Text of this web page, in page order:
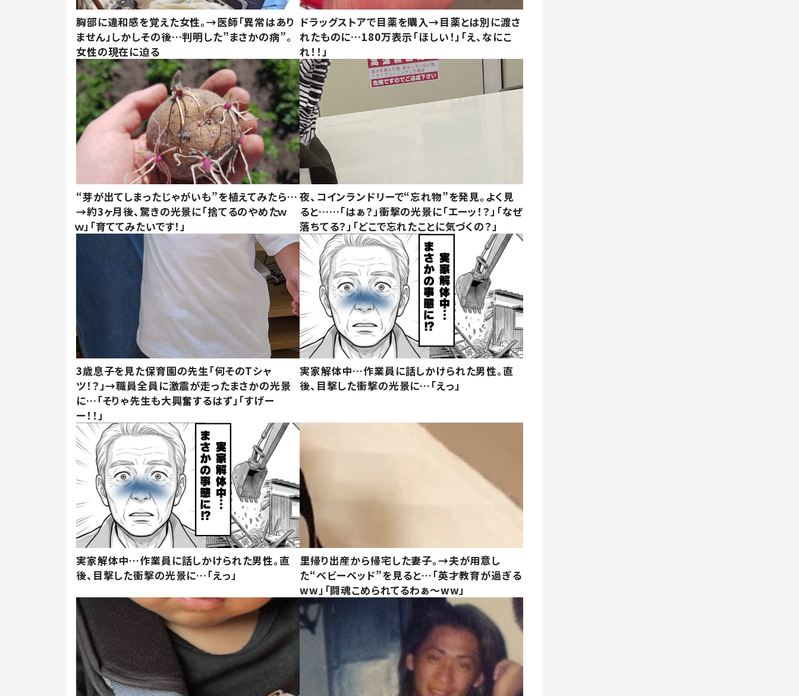
胸部に違和感を覚えた女性。→医師「異常はあり
ません」しかしその後…判明した”まさかの病”。
女性の現在に迫る
ドラッグストアで目薬を購入→目薬とは別に渡さ
れたものに…180万表示「ほしい！」「え、なにこ
れ！！」
“芽が出てしまったじゃがいも”を植えてみたら…
→約3ヶ月後、驚きの光景に「捨てるのやめたｗ
ｗ」「育ててみたいです！」
夜、コインランドリーで“忘れ物”を発見。よく見
ると……「はぁ？」衝撃の光景に「エーッ！？」「なぜ
落ちてる？」「どこで忘れたことに気づくの？」
3歳息子を見た保育園の先生「何そのTシャ
ツ！？」→職員全員に激震が走ったまさかの光景
に…「そりゃ先生も大興奮するはず」「すげー
ー！！」
実家解体中…作業員に話しかけられた男性。直
後、目撃した衝撃の光景に…「えっ」
実家解体中…作業員に話しかけられた男性。直
後、目撃した衝撃の光景に…「えっ」
里帰り出産から帰宅した妻子。→夫が用意し
た“ベビーベッド”を見ると…「英才教育が過ぎる
ww」「闘魂こめられてるわぁ～ww」